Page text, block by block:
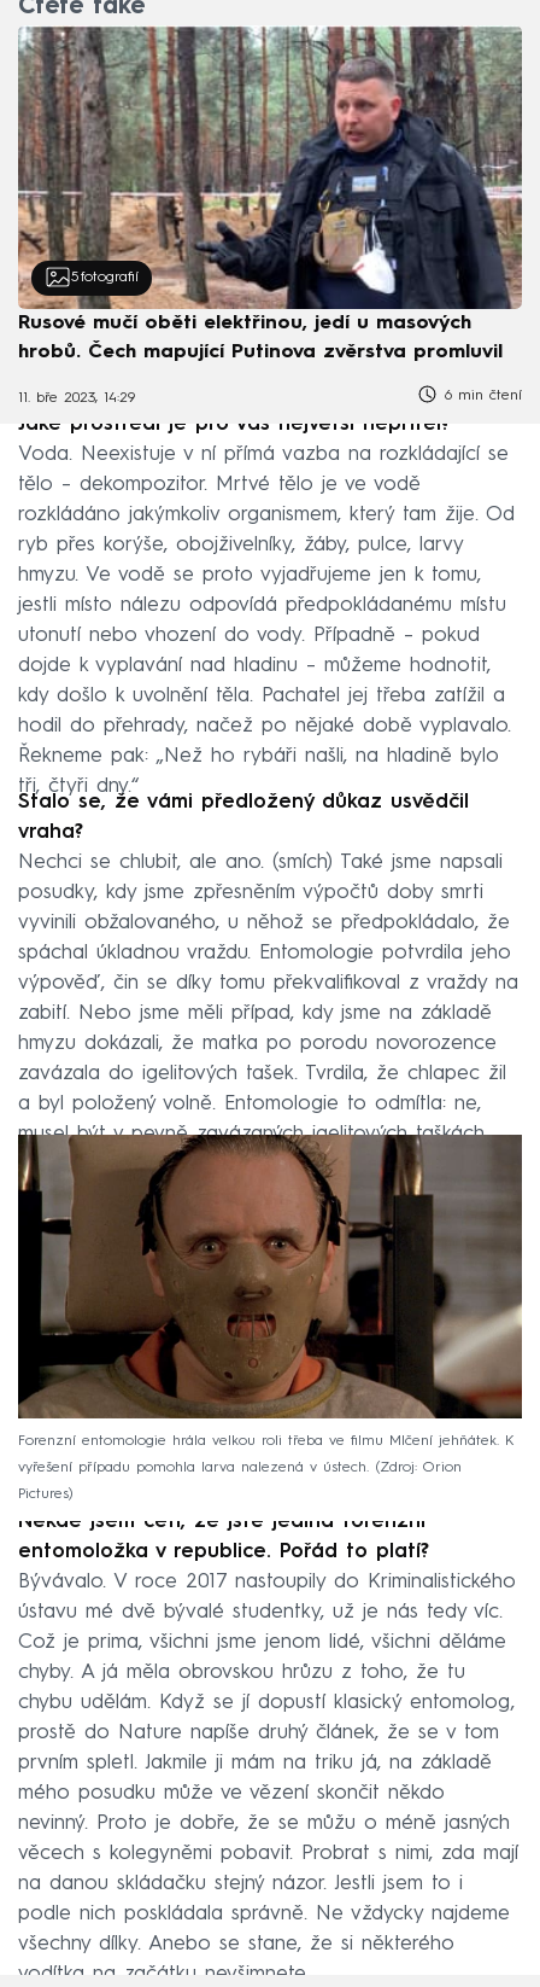
Čtěte také
5 fotografií
Rusové mučí oběti elektřinou, jedí u masových
hrobů. Čech mapující Putinova zvěrstva promluvil
11. bře 2023, 14:29 6 min čtení
Jaké prostředí je pro vás největší nepřítel?
Voda. Neexistuje v ní přímá vazba na rozkládající se
tělo – dekompozitor. Mrtvé tělo je ve vodě
rozkládáno jakýmkoliv organismem, který tam žije. Od
ryb přes korýše, obojživelníky, žáby, pulce, larvy
hmyzu. Ve vodě se proto vyjadřujeme jen k tomu,
jestli místo nálezu odpovídá předpokládanému místu
utonutí nebo vhození do vody. Případně – pokud
dojde k vyplavání nad hladinu – můžeme hodnotit,
kdy došlo k uvolnění těla. Pachatel jej třeba zatížil a
hodil do přehrady, načež po nějaké době vyplavalo.
Řekneme pak: „Než ho rybáři našli, na hladině bylo
tři, čtyři dny.“
Stalo se, že vámi předložený důkaz usvědčil
vraha?
Nechci se chlubit, ale ano. (smích) Také jsme napsali
posudky, kdy jsme zpřesněním výpočtů doby smrti
vyvinili obžalovaného, u něhož se předpokládalo, že
spáchal úkladnou vraždu. Entomologie potvrdila jeho
výpověď, čin se díky tomu překvalifikoval z vraždy na
zabití. Nebo jsme měli případ, kdy jsme na základě
hmyzu dokázali, že matka po porodu novorozence
zavázala do igelitových tašek. Tvrdila, že chlapec žil
a byl položený volně. Entomologie to odmítla: ne,
musel být v pevně zavázaných igelitových taškách.
Forenzní entomologie hrála velkou roli třeba ve filmu Mlčení jehňátek. K
vyřešení případu pomohla larva nalezená v ústech.
Zdroj: Orion
Pictures
Někde jsem četl, že jste jediná forenzní
entomoložka v republice. Pořád to platí?
Bývávalo. V roce 2017 nastoupily do Kriminalistického
ústavu mé dvě bývalé studentky, už je nás tedy víc.
Což je prima, všichni jsme jenom lidé, všichni děláme
chyby. A já měla obrovskou hrůzu z toho, že tu
chybu udělám. Když se jí dopustí klasický entomolog,
prostě do Nature napíše druhý článek, že se v tom
prvním spletl. Jakmile ji mám na triku já, na základě
mého posudku může ve vězení skončit někdo
nevinný. Proto je dobře, že se můžu o méně jasných
věcech s kolegyněmi pobavit. Probrat s nimi, zda mají
na danou skládačku stejný názor. Jestli jsem to i
podle nich poskládala správně. Ne vždycky najdeme
všechny dílky. Anebo se stane, že si některého
vodítka na začátku nevšimnete.